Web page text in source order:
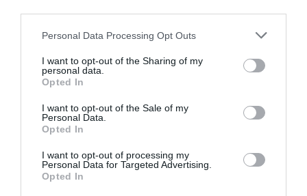
Personal Data Processing Opt Outs
I want to opt-out of the Sharing of my
personal data.
Opted In
I want to opt-out of the Sale of my
Personal Data.
Opted In
I want to opt-out of processing my
Personal Data for Targeted Advertising.
Opted In
μου είναι μόνο μία από τις πολλές. Ηαναπηρία
δεν είναι έναςμακρινός μονόλιθος
. Αποτελεί
εδώ μέσα ξέρουμε τη δύναμη που έχει η
ψυχαγωγία να δημιουργήσει μια αίσθηση
κοινότητας. Και είναι ευθύνη μας να το
κάνουμε».
Δείτε τη νέα ανάρτηση της Selma Blair: